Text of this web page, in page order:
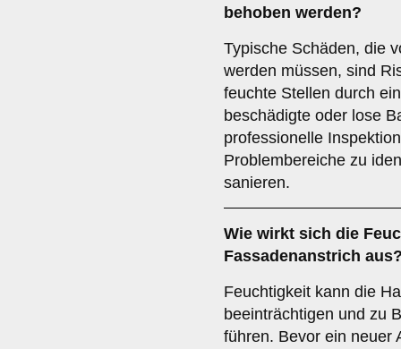
behoben werden?
Typische Schäden, die
werden müssen, sind
feuchte Stellen durch
beschädigte oder lose
professionelle
Problembereiche zu
sanieren.
Wie wirkt sich die
Fassadenanstrich
Feuchtigkeit kann die
beeinträchtigen und zu
führen. Bevor ein neuer